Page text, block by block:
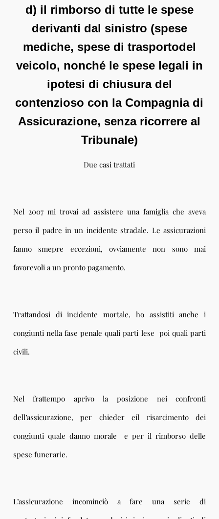
d) il rimborso di tutte le spese
derivanti dal sinistro (spese
mediche, spese di trasportodel
veicolo, nonché le spese legali in
ipotesi di chiusura del
contenzioso con la Compagnia di
Assicurazione, senza ricorrere al
Tribunale)
Due casi trattati
Nel 2007 mi trovai ad assistere una famiglia che aveva
perso il padre in un incidente stradale. Le assicurazioni
fanno smepre eccezioni, ovviamente non sono mai
favorevoli a un pronto pagamento.
Trattandosi di incidente mortale, ho assistiti anche i
congiunti nella fase penale quali parti lese poi quali parti
civili.
Nel frattempo aprivo la posizione nei confronti
dell’assicurazione, per chieder eil risarcimento dei
congiunti quale danno morale e per il rimborso delle
spese funerarie.
L’assicurazione incominciò a fare una serie di